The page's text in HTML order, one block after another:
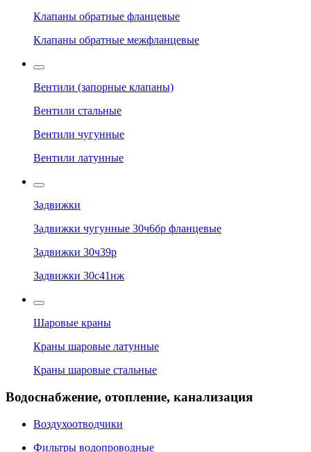
Клапаны обратные фланцевые
Клапаны обратные межфланцевые
Вентили (запорные клапаны)
Вентили стальные
Вентили чугунные
Вентили латунные
Задвижки
Задвижки чугунные 30ч6бр фланцевые
Задвижки 30ч39р
Задвижки 30с41нж
Шаровые краны
Краны шаровые латунные
Краны шаровые стальные
Водоснабжение, отопление, канализация
Воздухоотводчики
Фильтры водопроводные